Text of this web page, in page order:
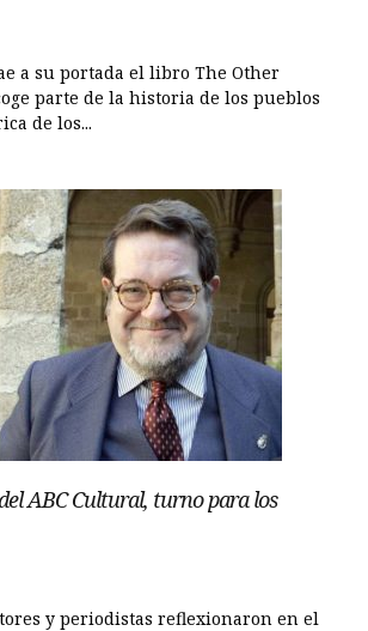
a su portada el libro The Other
parte de la historia de los pueblos
de los...
ABC Cultural, turno para los
y periodistas reflexionaron en el